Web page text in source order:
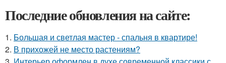
Последние обновления на сайте:
1. Большая и светлая мастер - спальня в квартире!
2. В прихожей не место растениям?